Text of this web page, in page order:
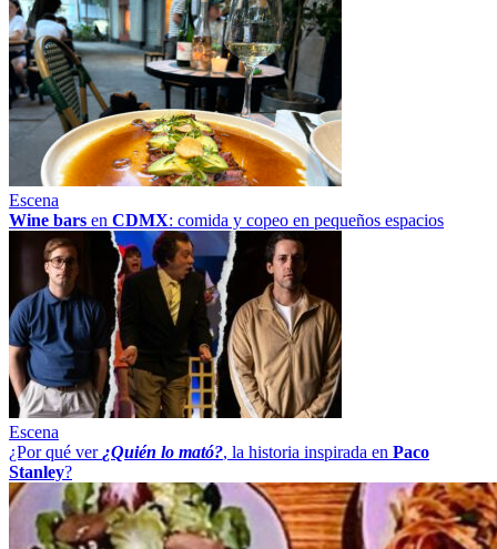
Escena
Wine bars en CDMX: comida y copeo en pequeños espacios
Escena
¿Por qué ver ¿Quién lo mató?, la historia inspirada en Paco
Stanley?